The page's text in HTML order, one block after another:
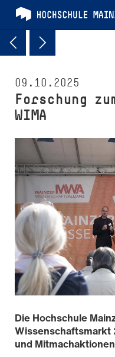
09.10.2025
Forschung
WIMA
Die Hochschule
und